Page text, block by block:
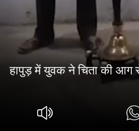
हापुड़ में युवक ने चिता की आग